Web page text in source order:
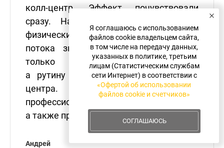
колл-центр. Эффект почувствовали
сразу. Наша администратор просто
физически не справлялась с обработкой
потока звонков. Теперь она занята
только оформлением пациентов,
а рутину передали операторам колл-
центра. Хочу отметить
профессионализм ваших сотрудников,
а также приемлемые цены.
Андрей
Я соглашаюсь с использованием
файлов cookie владельцем сайта,
в том числе на передачу данных,
указанных в политике, третьим
лицам (Статистическим службам
сети Интернет) в соответствии с
«Офертой об использовании
файлов cookie и счетчиков»
СОГЛАШАЮСЬ